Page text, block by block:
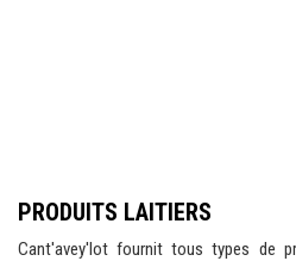
PRODUITS LAITIERS
Cant'avey'lot fournit tous types de